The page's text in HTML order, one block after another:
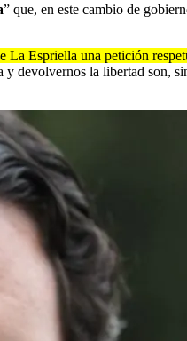
” que, en este cambio de
La Espriella una petición
devolvernos la libertad son,